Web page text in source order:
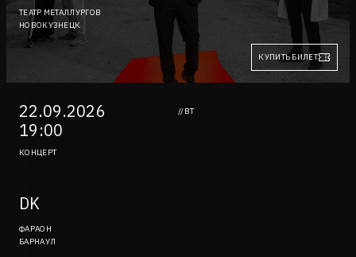
ТЕАТР МЕТАЛЛУРГОВ
НОВОКУЗНЕЦК
КУПИТЬ БИЛЕТ
22.09.2026
19:00
//ВТ
КОНЦЕРТ
DK
ФАРАОН
БАРНАУЛ